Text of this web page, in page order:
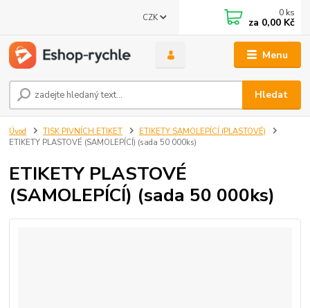
Menu
CZK
Hledat
0 ks
za 0,00 Kč
Úvod TISK PIVNÍCH ETIKET
ETIKETY SAMOLEPÍCÍ (PLASTOVÉ)
ETIKETY PLASTOVÉ (SAMOLEPÍCÍ) (sada 50 000ks)
ETIKETY PLASTOVÉ
(SAMOLEPÍCÍ) (sada 50 000ks)